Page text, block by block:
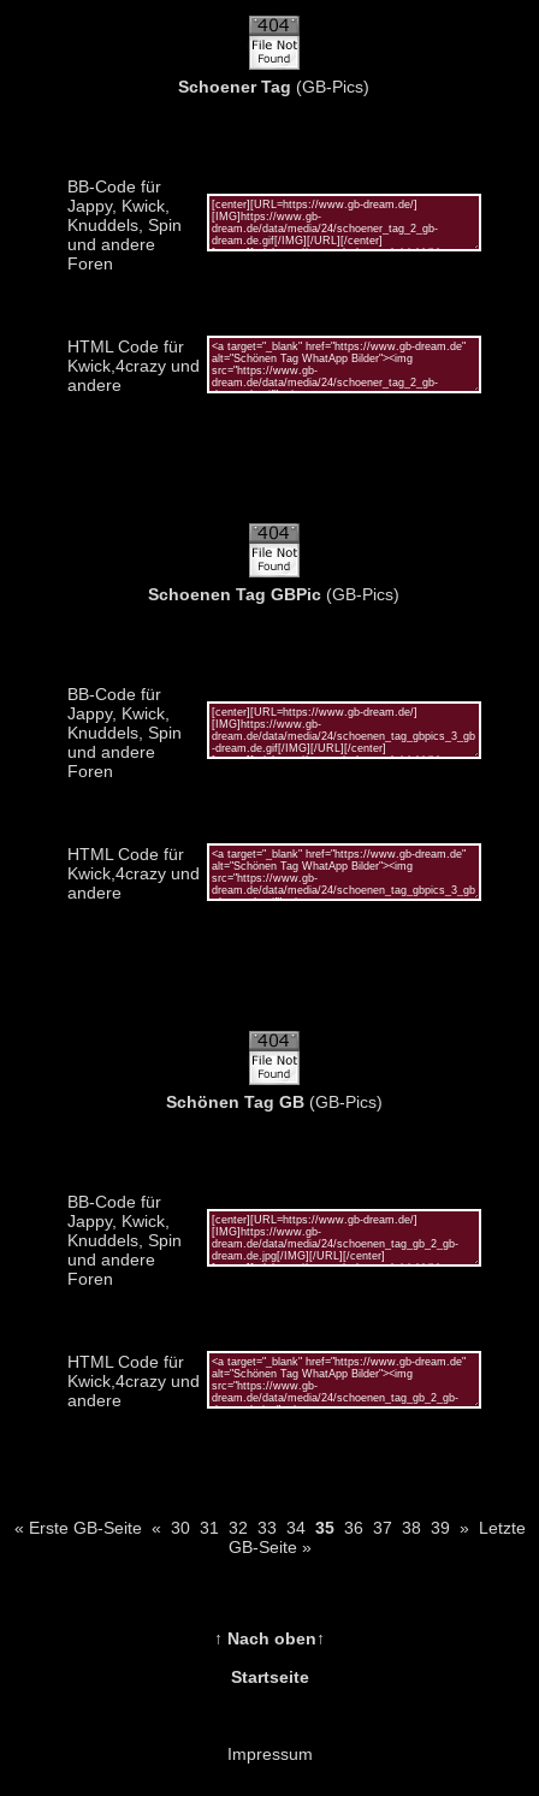
Schoener Tag (GB-Pics)
BB-Code für
Jappy, Kwick,
Knuddels, Spin
und andere
Foren
HTML Code für
Kwick,4crazy und
andere
Schoenen Tag GBPic (GB-Pics)
BB-Code für
Jappy, Kwick,
Knuddels, Spin
und andere
Foren
HTML Code für
Kwick,4crazy und
andere
Schönen Tag GB(GB-Pics)
BB-Code für
Jappy, Kwick,
Knuddels, Spin
und andere
Foren
HTML Code für
Kwick,4crazy und
andere
« Erste GB-Seite « 30 31 32 33 34 35 36 37 38 39 » Letzte
GB-Seite »
↑ Nach oben↑
Startseite
Impressum